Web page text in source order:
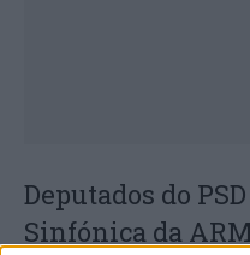
Deputados do
Sinfónica da